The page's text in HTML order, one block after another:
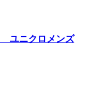
ユニクロメンズ